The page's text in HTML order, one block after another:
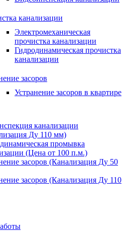
канализации
Электромеханическая
прочистка канализации
Гидродинамическая прочистка
канализации
засоров
Устранение засоров в квартире
канализации
Ду 110 мм)
промывка
(Цена от 100 п.м.)
засоров (Канализация Ду 50
засоров (Канализация Ду 110